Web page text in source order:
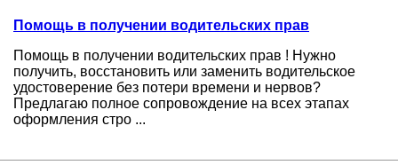
Помощь в получении водительских прав
Помощь в получении водительских прав ! Нужно
получить, восстановить или заменить водительское
удостоверение без потери времени и нервов?
Предлагаю полное сопровождение на всех этапах
оформления стро ...